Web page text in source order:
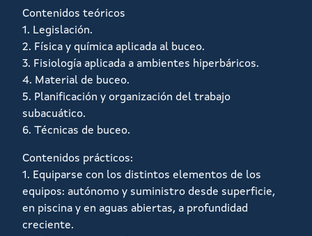
Contenidos teóricos
1. Legislación.
2. Física y química aplicada al buceo.
3. Fisiología aplicada a ambientes hiperbáricos.
4. Material de buceo.
5. Planificación y organización del trabajo
subacuático.
6. Técnicas de buceo.
Contenidos prácticos:
1. Equiparse con los distintos elementos de los
equipos: autónomo y suministro desde superficie,
en piscina y en aguas abiertas, a profundidad
creciente.